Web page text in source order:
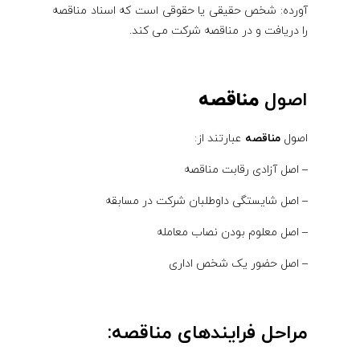
آورده: شخص حقیقی یا حقوقی است که اسناد مناقصه
را دریافت و در مناقصه شرکت می کند.
اصول مناقصه
اصول مناقصه عبارتند از:
– اصل آزادی رقابت مناقصه
– اصل شایستگی داوطلبان شرکت در مسابقه
– اصل معلوم بودن نصاب معامله
– اصل حضور یک شخص اداری
مراحل فرایندهای مناقصه: